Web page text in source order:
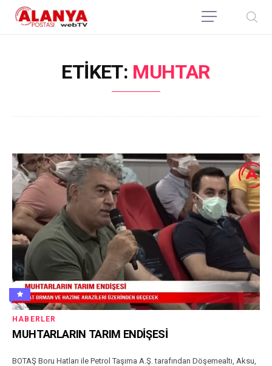
ETIKET: MUHTAR
HABERLER
MUHTARLARIN TARIM ENDİŞESİ
BOTAŞ Boru Hatları ile Petrol Taşıma A.Ş. tarafından Döşemealtı, Aksu,